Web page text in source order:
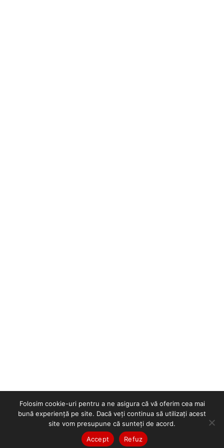
Folosim cookie-uri pentru a ne asigura că vă oferim cea mai
bună experiență pe site. Dacă veți continua să utilizați acest
site vom presupune că sunteți de acord.
Accept
Refuz